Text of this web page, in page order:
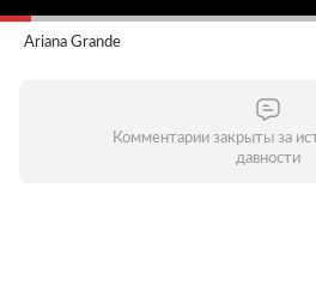
Ariana Grande
Комментарии закрыты за
давности